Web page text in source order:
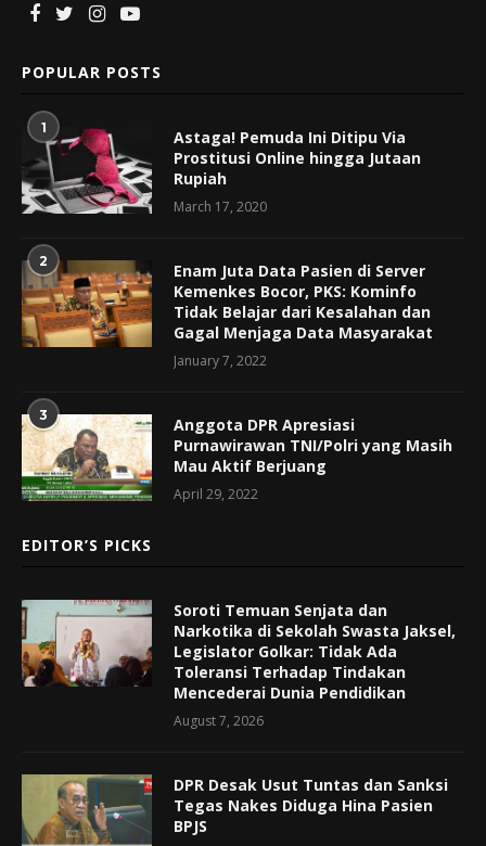
POPULAR POSTS
1
Astaga! Pemuda Ini Ditipu Via
Prostitusi Online hingga Jutaan
Rupiah
March 17, 2020
2
Enam Juta Data Pasien di Server
Kemenkes Bocor, PKS: Kominfo
Tidak Belajar dari Kesalahan dan
Gagal Menjaga Data Masyarakat
January 7, 2022
3
Anggota DPR Apresiasi
Purnawirawan TNI/Polri yang Masih
Mau Aktif Berjuang
April 29, 2022
EDITOR’S PICKS
Soroti Temuan Senjata dan
Narkotika di Sekolah Swasta Jaksel,
Legislator Golkar: Tidak Ada
Toleransi Terhadap Tindakan
Mencederai Dunia Pendidikan
August 7, 2026
DPR Desak Usut Tuntas dan Sanksi
Tegas Nakes Diduga Hina Pasien
BPJS